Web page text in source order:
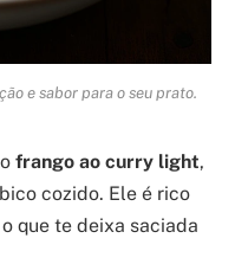
e sabor para o seu prato.
frango ao curry light,
cozido. Ele é rico
que te deixa saciada